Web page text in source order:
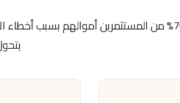
يخسر 70% من المستثمرين أموالهم بسبب